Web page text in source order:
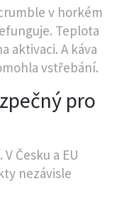
v horkém
Teplota
aktivaci. A káva
vstřebání.
pro
Česku a EU
nezávisle